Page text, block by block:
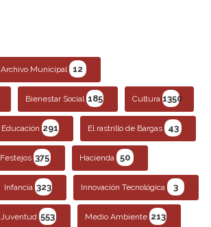
Archivo Municipal 12
Bienestar Social 185 Cultura 1350
Educación 291 El rastrillo de Bargas 43
Festejos 375 Hacienda 50
Infancia 323 Innovación Tecnológica 3
Juventud 553 Medio Ambiente 213